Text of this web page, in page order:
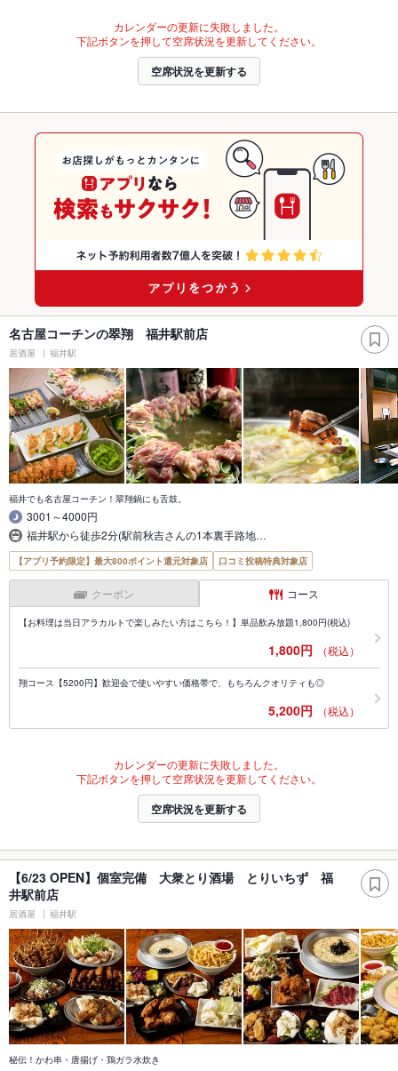
カレンダーの更新に失敗しました。
下記ボタンを押して空席状況を更新してください。
空席状況を更新する
名古屋コーチンの翠翔 福井駅前店
居酒屋 福井駅
福井でも名古屋コーチン！翠翔鍋にも舌鼓。
3001～4000円
福井駅から徒歩2分(駅前秋吉さんの1本裏手路地…
【アプリ予約限定】最大800ポイント還元対象店 口コミ投稿特典対象店
クーポン コース
【お料理は当日アラカルトで楽しみたい方はこちら！】単品飲み放題1,800円(税込)
1,800円 （税込）
翔コース【5200円】歓迎会で使いやすい価格帯で、もちろんクオリティも◎
5,200円 （税込）
カレンダーの更新に失敗しました。
下記ボタンを押して空席状況を更新してください。
空席状況を更新する
【6/23 OPEN】個室完備 大衆とり酒場 とりいちず 福
井駅前店
居酒屋 福井駅
秘伝！かわ串・唐揚げ・鶏ガラ水炊き